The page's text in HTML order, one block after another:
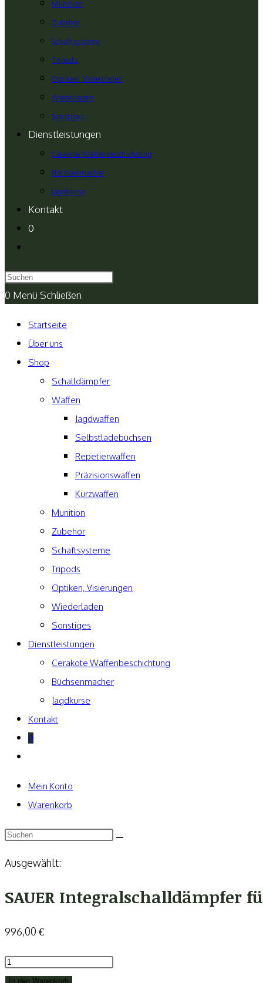
Munition
Zubehör
Schaftsysteme
Tripods
Optiken, Visierungen
Wiederladen
Sonstiges
Dienstleistungen
Cerakote Waffenbeschichtung
Büchsenmacher
Jagdkurse
Kontakt
0
umschalten
0 Menü Schließen
Startseite
Über uns
Shop
Schalldämpfer
Waffen
Jagdwaffen
Selbstladebüchsen
Repetierwaffen
Präzisionswaffen
Kurzwaffen
Munition
Zubehör
Schaftsysteme
Tripods
Optiken, Visierungen
Wiederladen
Sonstiges
Dienstleistungen
Cerakote Waffenbeschichtung
Büchsenmacher
Jagdkurse
Kontakt
0
umschalten
Mein Konto
Warenkorb
Ausgewählt:
SAUER Integralschalldämpfer
996,00 €
SAUER
Integralschalldämpfer
In den Warenkorb